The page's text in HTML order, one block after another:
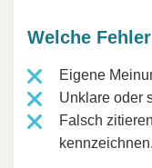
Welche
Eigene
Unklare oder
Falsch
kennzeichnen.